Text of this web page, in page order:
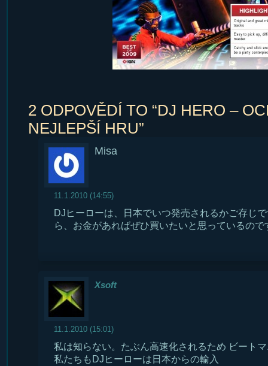
2 ODPOVĚDÍ TO “DJ HERO –
NEJLEPŠÍ HRU”
Misa
11.1.2010 (14:55)
DJヒーローは、日本でいつ発売されるかご存じ
ら、お金があればぜひ買いたいと思っているので
Xsoft
11.1.2010 (15:01)
私は知らない。たぶん高速化されるため ビート
私たちもDJヒーローは日本からの輸入